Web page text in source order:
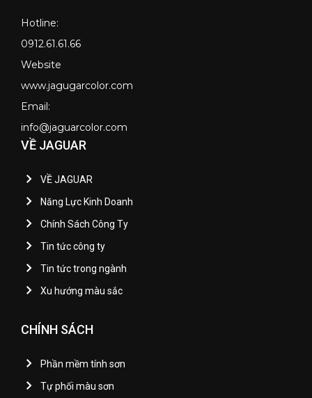
Hotline:
0912.61.61.66
Website
www.jagugarcolor.com
Email:
info@jaguarcolor.com
VỀ JAGUAR
VỀ JAGUAR
Năng Lực Kinh Doanh
Chính Sách Công Ty
Tin tức công ty
Tin tức trong ngành
Xu hướng màu sắc
CHÍNH SÁCH
Phần mềm tính sơn
Tự phối màu sơn